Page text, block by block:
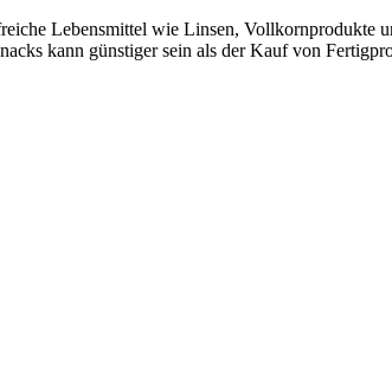
Lebensmittel wie Linsen, Vollkornprodukte
kann günstiger sein als der Kauf von